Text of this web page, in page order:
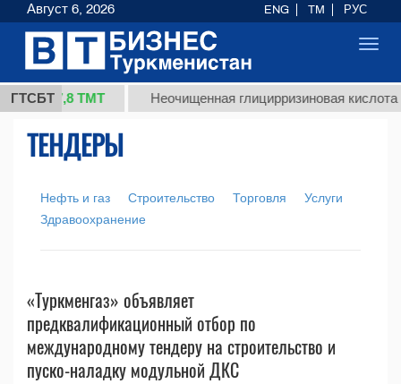
ГТСБТ37,8 ТМТ Неочищенная глицирризиновая кислота
ТЕНДЕРЫ
Нефть и газ Строительство Торговля
Услуги
Здравоохранение
«Туркменгаз» объявляет
предквалификационный отбор по
международному тендеру на строительство и
пуско-наладку модульной ДКС
Август 6, 2026 ENG TM РУС